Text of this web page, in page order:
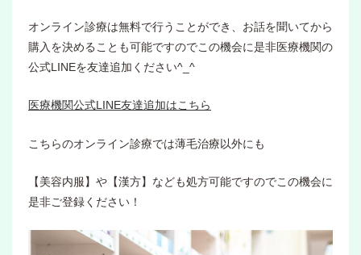
オンライン診療は無料で行うことができ、お話を聞いてから
購入を決めることも可能ですのでこの機会に是非医療機関の
公式LINEを友達追加ください^_^
医療機関公式LINE友達追加はこちら
こちらのオンライン診療では薄毛治療以外にも
【美容内服】や【漢方】なども処方可能ですのでこの機会に
是非ご登録ください！